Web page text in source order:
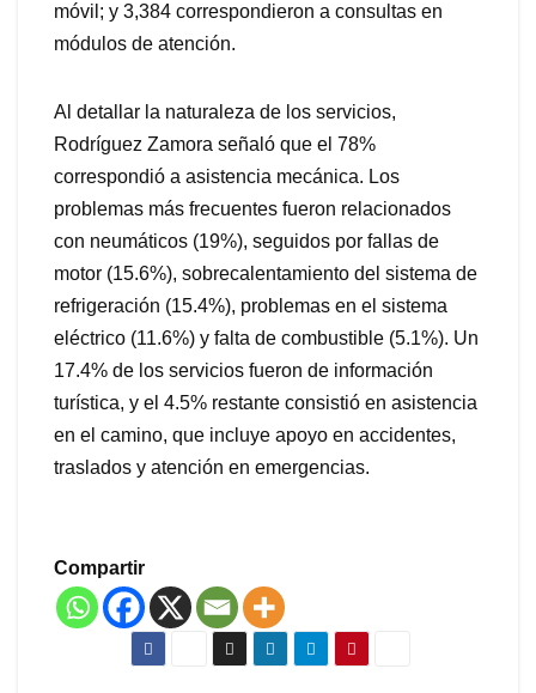
móvil; y 3,384 correspondieron a consultas en
módulos de atención.
Al detallar la naturaleza de los servicios,
Rodríguez Zamora señaló que el 78%
correspondió a asistencia mecánica. Los
problemas más frecuentes fueron relacionados
con neumáticos (19%), seguidos por fallas de
motor (15.6%), sobrecalentamiento del sistema de
refrigeración (15.4%), problemas en el sistema
eléctrico (11.6%) y falta de combustible (5.1%). Un
17.4% de los servicios fueron de información
turística, y el 4.5% restante consistió en asistencia
en el camino, que incluye apoyo en accidentes,
traslados y atención en emergencias.
Compartir